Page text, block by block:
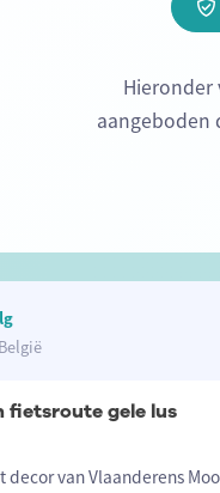
Hieronder
aangeboden
fietsroute gele lus
decor van Vlaanderens